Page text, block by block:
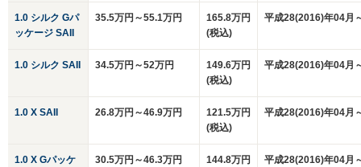
1.0 シルク Gパ
ッケージ SAII
35.5万円～55.1万円
165.8万円
(税込)
平成28(2016)年04月
1.0 シルク SAII 34.5万円～52万円
149.6万円
(税込)
平成28(2016)年04月
1.0 X SAII 26.8万円～46.9万円
121.5万円
(税込)
平成28(2016)年04月
1.0 X Gパッケ
30.5万円～46.3万円
144.8万円
平成28(2016)年04月